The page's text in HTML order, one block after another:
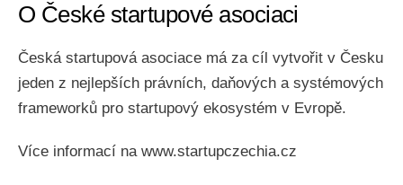
O České startupové asociaci
Česká startupová asociace má za cíl vytvořit v Česku
jeden z nejlepších právních, daňových a systémových
frameworků pro startupový ekosystém v Evropě.
Více informací na www.startupczechia.cz